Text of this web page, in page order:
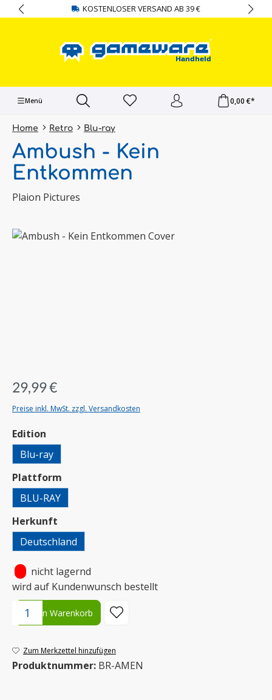
springen KOSTENLOSER VERSAND AB 39 €
Menü 0,00 €*
Home Retro Blu-ray
Ambush - Kein
Entkommen
Plaion Pictures
Bildergalerie überspringen
29,99 €
Preise inkl. MwSt. zzgl. Versandkosten
Edition
Blu-ray
Plattform
BLU-RAY
Herkunft
Deutschland
nicht lagernd
wird auf Kundenwunsch bestellt
Produkt Anzahl: Gib den gewünschten Wert ein oder benutze
In den Warenkorb
Zum Merkzettel hinzufügen
Produktnummer: BR-AMEN